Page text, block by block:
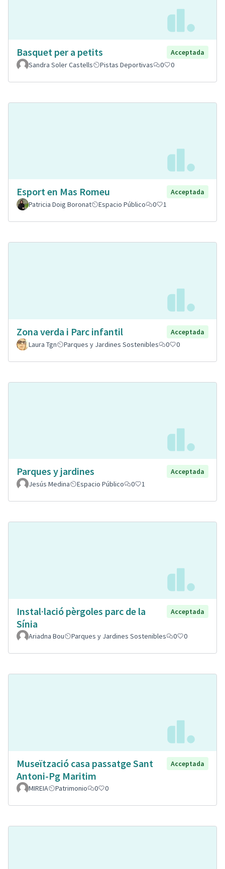
Basquet per a petits
Acceptada
Sandra Soler Castells
Pistas Deportivas 0 0
Esport en Mas Romeu
Acceptada
Patricia Doig Boronat
Espacio Público 0 1
Zona verda i Parc infantil
Acceptada
Laura Tgn
Parques y Jardines Sostenibles 0 0
Parques y jardines
Acceptada
Jesús Medina
Espacio Público 0 1
Instal·lació pèrgoles parc de la
Sínia
Acceptada
Ariadna Bou Parques y Jardines Sostenibles 0 0
Museïtzació casa passatge Sant
Antoni-Pg Maritim
Acceptada
MIREIA Patrimonio 0 0